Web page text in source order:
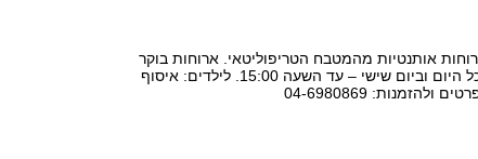
אותנטיות מהמטבח הטריפוליטאי. ארוחות בוקר
וארוחות צהרים. ביום חמישי - במשך כל היום וביום שישי – עד השעה 15:00. לילדים: איסוף
04-6980869